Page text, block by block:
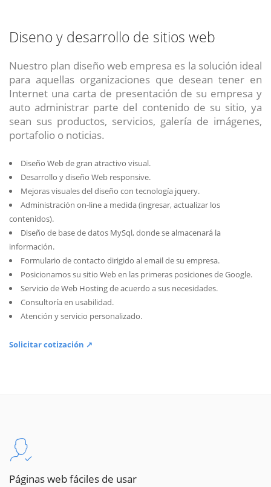
Diseno y desarrollo de sitios web
Nuestro plan diseño web empresa es la solución ideal
para aquellas organizaciones que desean tener en
Internet una carta de presentación de su empresa y
auto administrar parte del contenido de su sitio, ya
sean sus productos, servicios, galería de imágenes,
portafolio o noticias.
Diseño Web de gran atractivo visual.
Desarrollo y diseño Web responsive.
Mejoras visuales del diseño con tecnología jquery.
Administración on-line a medida (ingresar, actualizar los
contenidos).
Diseño de base de datos MySql, donde se almacenará la
información.
Formulario de contacto dirigido al email de su empresa.
Posicionamos su sitio Web en las primeras posiciones de Google.
Servicio de Web Hosting de acuerdo a sus necesidades.
Consultoría en usabilidad.
Atención y servicio personalizado.
Solicitar cotización ↗
Páginas web fáciles de usar